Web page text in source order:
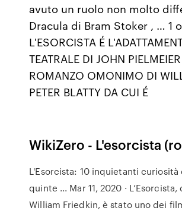
avuto un ruolo non molto
Dracula di Bram Stoker , … 1
L'ESORCISTA É
TEATRALE DI JOHN
ROMANZO OMONIMO DI
PETER BLATTY DA CUI É
WikiZero - L'esorcista
L'Esorcista: 10 inquietanti
quinte ... Mar 11, 2020 ·
William Friedkin, è stato uno dei